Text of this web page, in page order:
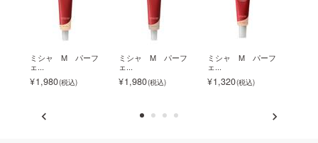
ミシャ M パーフ
ェ...
1,980
ミシャ M パーフ
ェ...
1,980
ミシャ M パーフ
ェ...
1,320